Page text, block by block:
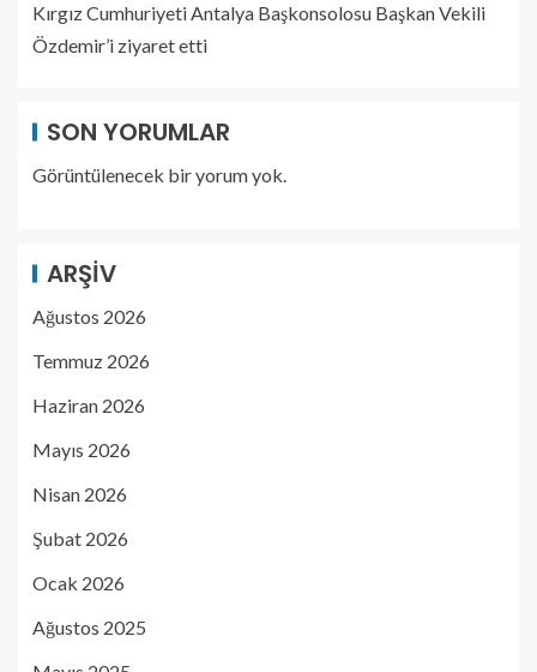
Kırgız Cumhuriyeti Antalya Başkonsolosu Başkan Vekili
Özdemir’i ziyaret etti
SON YORUMLAR
Görüntülenecek bir yorum yok.
ARŞIV
Ağustos 2026
Temmuz 2026
Haziran 2026
Mayıs 2026
Nisan 2026
Şubat 2026
Ocak 2026
Ağustos 2025